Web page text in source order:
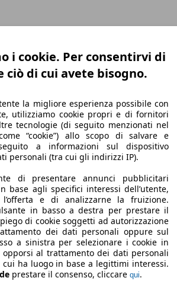
(combinato)*
i cookie. Per consentirvi di
ciò di cui avete bisogno.
la migliore esperienza possibile con
utilizziamo cookie propri e di fornitori
tecnologie (di seguito menzionati nel
“cookie”) allo scopo di salvare e
a informazioni sul dispositivo
personali (tra cui gli indirizzi IP).
di presentare annunci pubblicitari
base agli specifici interessi dell’utente,
e di analizzarne la fruizione.
in basso a destra per prestare il
di cookie soggetti ad autorizzazione
dei dati personali oppure sul
a sinistra per selezionare i cookie in
al trattamento dei dati personali
ha luogo in base a legittimi interessi.
prestare il consenso, cliccare qui.